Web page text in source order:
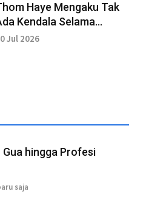
Haye Mengaku Tak
Kendala Selama
Timnas di Bali
Jul 2026
Gua hingga Profesi
saja